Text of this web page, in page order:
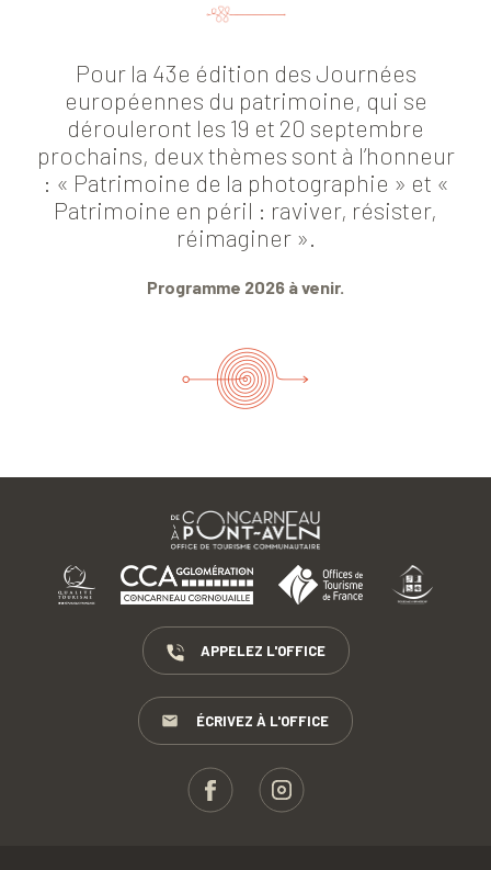
Pour la 43e édition des Journées
européennes du patrimoine, qui se
dérouleront les 19 et 20 septembre
prochains, deux thèmes sont à l’honneur
: « Patrimoine de la photographie » et «
Patrimoine en péril : raviver, résister,
réimaginer ».
Programme 2026 à venir.
APPELEZ L'OFFICE
ÉCRIVEZ À L'OFFICE